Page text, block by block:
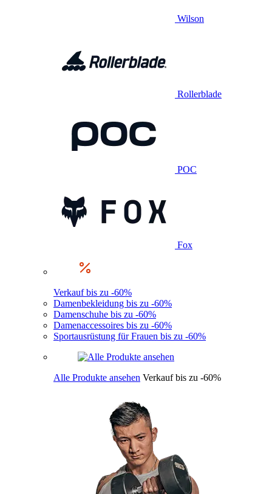
Wilson
Rollerblade
POC
Fox
Verkauf bis zu -60%
Damenbekleidung bis zu -60%
Damenschuhe bis zu -60%
Damenaccessoires bis zu -60%
Sportausrüstung für Frauen bis zu -60%
Alle Produkte ansehen Verkauf bis zu -60%